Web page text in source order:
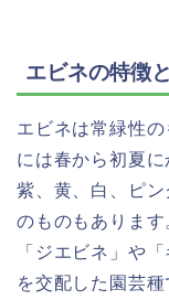
エビネの特徴
エビネは常緑性
には春から初夏
紫、黄、白、ピ
のものもありま
「ジエビネ」や
を交配した園芸種